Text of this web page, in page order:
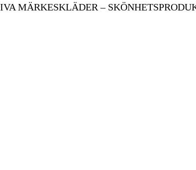
MÄRKESKLÄDER –